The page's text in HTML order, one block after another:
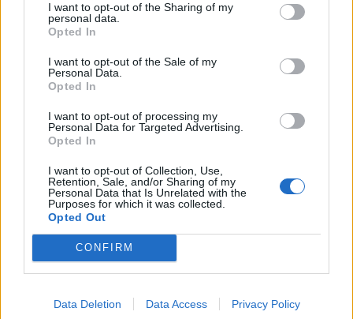
I want to opt-out of the Sharing of my
personal data.
Opted In
I want to opt-out of the Sale of my
Personal Data.
Opted In
I want to opt-out of processing my
Personal Data for Targeted Advertising.
Opted In
I want to opt-out of Collection, Use,
Retention, Sale, and/or Sharing of my
Personal Data that Is Unrelated with the
Purposes for which it was collected.
Opted Out
CONFIRM
Data Deletion Data Access Privacy Policy